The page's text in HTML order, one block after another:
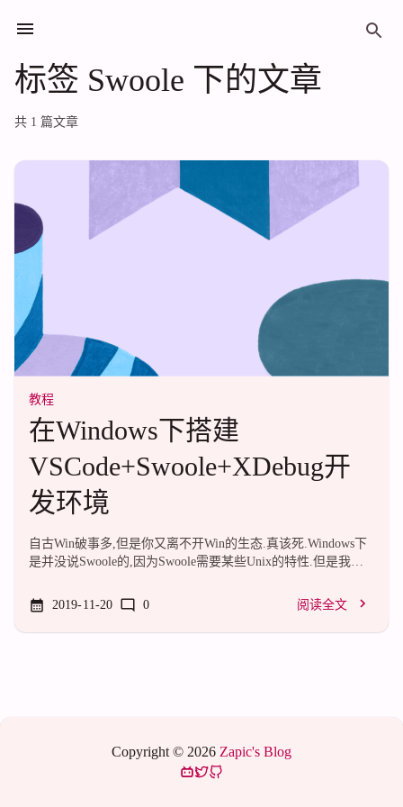
标签 Swoole 下的文章
共 1 篇文章
教程
在Windows下搭建
VSCode+Swoole+XDebug开
发环境
自古Win破事多,但是你又离不开Win的生态.真该死.Windows下
是并没说Swoole的,因为Swoole需要某些Unix的特性.但是我们
Swoole的教程网上都烂大街了,在这里就不再赘述,百度Google
皆可.当然,我们也有绿色版的,官方提供的,但是并没有XDebug,
没法调试.预置的是PHP7.1以及一些常用拓展.当然,还有Swoole,
2019-11-20 0 阅读全文
Copyright © 2026 Zapic's Blog